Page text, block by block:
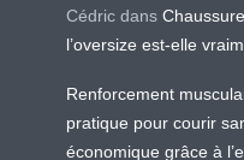
Cédric dans
l’oversize est-elle
Renforcement
pratique pour courir
économique grâce à